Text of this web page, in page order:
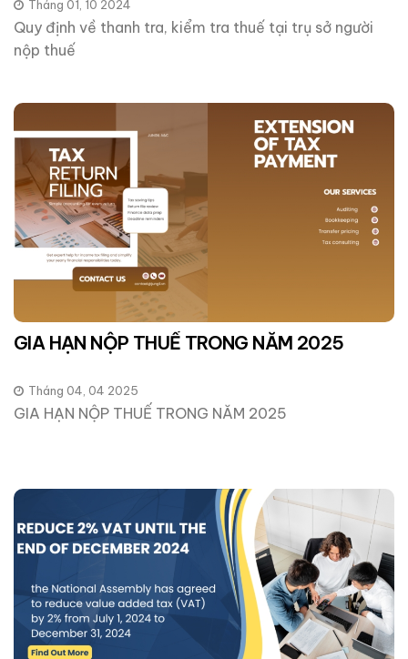
Tháng 01, 10 2024
Quy định về thanh tra, kiểm tra thuế tại trụ sở người
nộp thuế
GIA HẠN NỘP THUẾ TRONG NĂM 2025
Tháng 04, 04 2025
GIA HẠN NỘP THUẾ TRONG NĂM 2025